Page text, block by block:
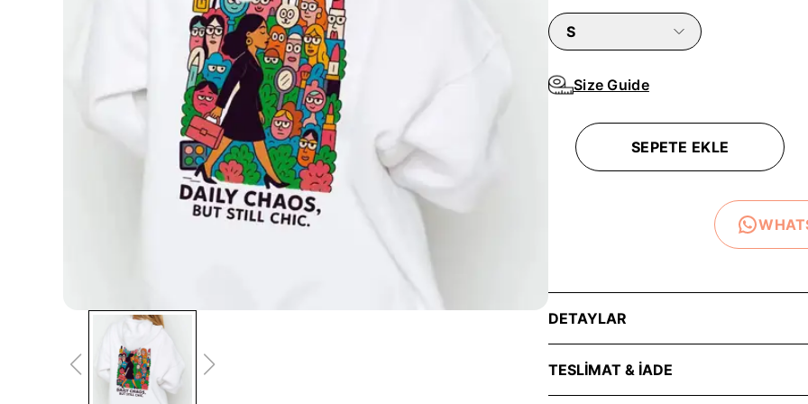
S
Size Guide
SEPETE EKLE
DETAYLAR
illüstrasyon baskısı ile tarzına enerjik ve
TESLİMAT & İADE